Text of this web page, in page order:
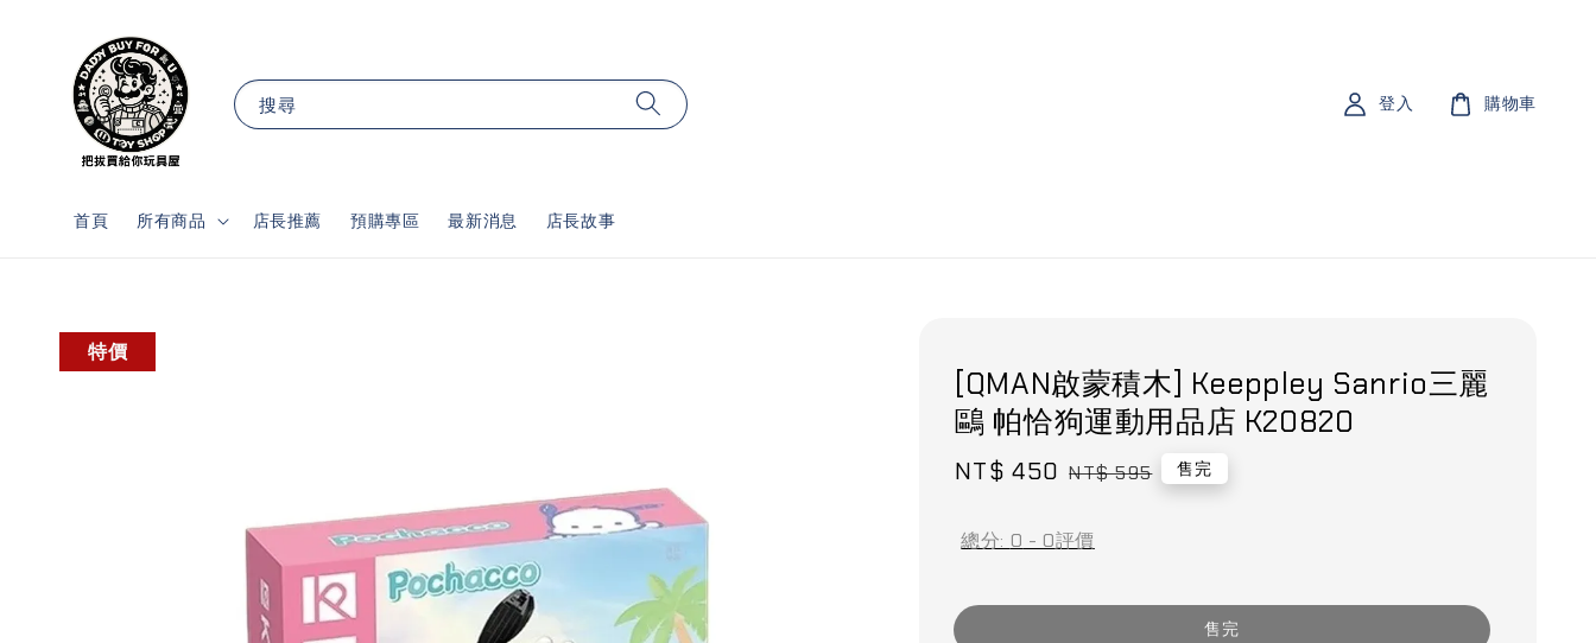
搜尋
首頁 所有商品 店長推薦 預購專區 最新消息 店長故事
登入 購物車
特價
[QMAN啟蒙積木] Keeppley Sanrio三麗
鷗 帕恰狗運動用品店 K20820
Sale
NT$ 450 Regular
NT$ 595 售完
總分: 0 - 0評價
售完